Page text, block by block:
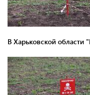
В Харьковской области